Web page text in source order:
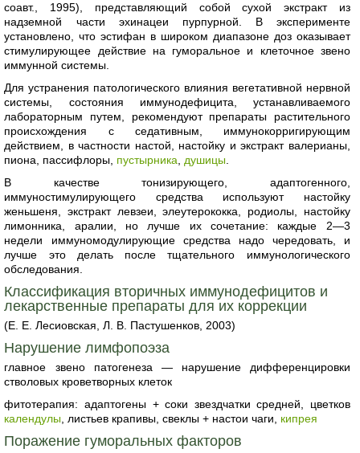
соавт., 1995), представляющий собой сухой экстракт из
надземной части эхинацеи пурпурной. В эксперименте
установлено, что эстифан в широком диапазоне доз оказывает
стимулирующее действие на гуморальное и клеточное звено
иммунной системы.
Для устранения патологического влияния вегетативной нервной
системы, состояния иммунодефицита, устанавливаемого
лабораторным путем, рекомендуют препараты растительного
происхождения с седативным, иммунокорригирующим
действием, в частности настой, настойку и экстракт валерианы,
пиона, пассифлоры, пустырника душицы
В качестве тонизирующего, адаптогенного,
иммуностимулирующего средства используют настойку
женьшеня, экстракт левзеи, элеутерококка, родиолы, настойку
лимонника, аралии, но лучше их сочетание: каждые 2—3
недели иммуномодулирующие средства надо чередовать, и
лучше это делать после тщательного иммунологического
обследования.
Классификация вторичных иммунодефицитов и
лекарственные препараты для их коррекции
(Е. Е. Лесиовская, Л. В. Пастушенков, 2003)
Нарушение лимфопоэза
главное звено патогенеза — нарушение дифференцировки
стволовых кроветворных клеток
фитотерапия: адаптогены + соки звездчатки средней, цветков
календулы , листьев крапивы, свеклы + настои чаги, кипрея
Поражение гуморальных факторов